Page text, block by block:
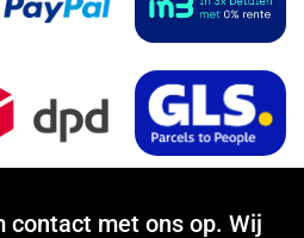
contact met ons op. Wij